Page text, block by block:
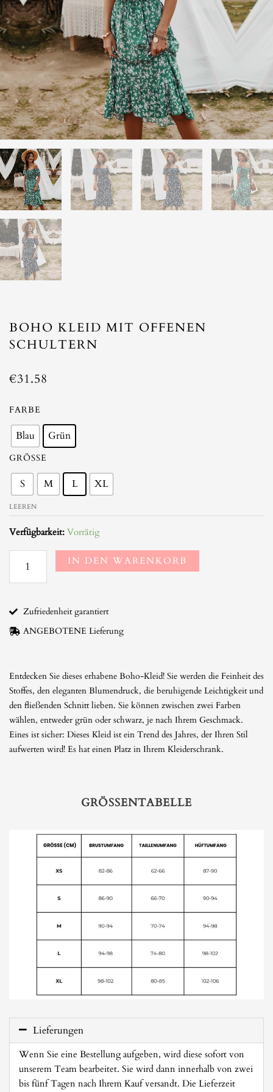
BOHO KLEID MIT OFFENEN
SCHULTERN
€31.58
FARBE
Blau Grün
GRÖSSE
S M L XL
LEEREN
Verfügbarkeit: Vorrätig
Boho
Kleid
mit
offenen
Menge
IN DEN WARENKORB
Zufriedenheit garantiert
ANGEBOTENE Lieferung
Entdecken Sie dieses erhabene Boho-Kleid! Sie werden die Feinheit des
Stoffes, den eleganten Blumendruck, die beruhigende Leichtigkeit und
den fließenden Schnitt lieben. Sie können zwischen zwei Farben
wählen, entweder grün oder schwarz, je nach Ihrem Geschmack.
Eines ist sicher: Dieses Kleid ist ein Trend des Jahres, der Ihren Stil
aufwerten wird! Es hat einen Platz in Ihrem Kleiderschrank.
GRÖSSENTABELLE
Lieferungen
Wenn Sie eine Bestellung aufgeben, wird diese sofort von
unserem Team bearbeitet. Sie wird dann innerhalb von zwei
bis fünf Tagen nach Ihrem Kauf versandt. Die Lieferzeit